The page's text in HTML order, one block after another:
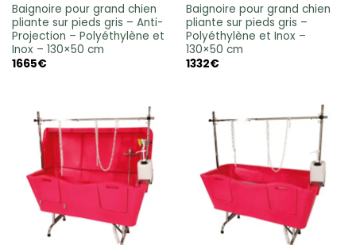
Baignoire pour grand chien
pliante sur pieds gris – Anti-
Projection – Polyéthylène et
Inox – 130×50 cm
1665€
Baignoire pour grand chien
pliante sur pieds gris –
Polyéthylène et Inox –
130×50 cm
1332€